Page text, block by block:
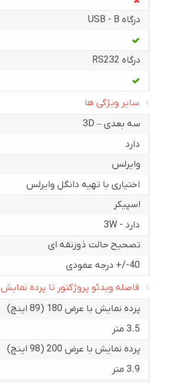
درگاه USB - B
درگاه RS232
سایر ویژگی ها
سه بعدی – 3D
دارد
وایرلس
اختیاری با تهیه دانگل وایرلس
اسپیکر
دارد - 3W
تصحیح حالت ذوزنقه ای
40-/+ درجه عمودی
فاصله ویدئو پروژکتور تا پرده نمایش
پرده نمایش با عرض 180 (89 اینچ)
3.5 متر
پرده نمایش با عرض 200 (98 اینچ)
3.9 متر